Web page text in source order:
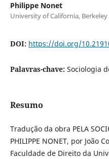
Philippe Nonet
University of California, Berkeley
DOI: https://doi.org/
Palavras-chave: Sociologia
Resumo
Tradução da obra PELA
PHILIPPE NONET, por João
Faculdade de Direito da